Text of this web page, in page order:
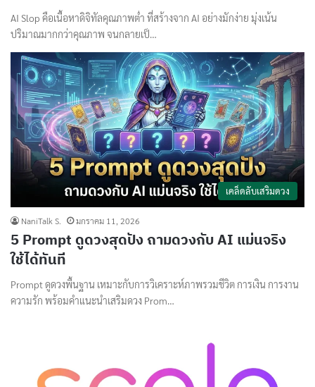
AI Slop คือเนื้อหาดิจิทัลคุณภาพต่ำ ที่สร้างจาก AI อย่างมักง่าย มุ่งเน้น
ปริมาณมากกว่าคุณภาพ จนกลายเป็…
เคล็ดลับเสริมดวง
NaniTalk S. มกราคม 11, 2026
5 Prompt ดูดวงสุดปัง ถามดวงกับ AI แม่นจริง
ใช้ได้ทันที
Prompt ดูดวงพื้นฐาน เหมาะกับการวิเคราะห์ภาพรวมชีวิต การเงิน การงาน
ความรัก พร้อมคำแนะนำเสริมดวง Prom…